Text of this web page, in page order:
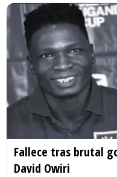
Fallece tras brutal
David Owiri